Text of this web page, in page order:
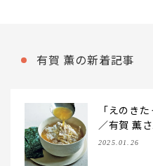
有賀 薫の新着記事
「えのき
／有賀 薫
2025.01.26